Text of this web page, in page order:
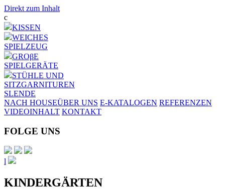
Direkt zum Inhalt
c
KISSEN
WEICHES
SPIELZEUG
GROβE
SPIELGERÄTE
STÜHLE UND
SITZGARNITUREN
SLENDE
NACH HOUSEÜBER UNS E-KATALOGEN REFERENZEN
VIDEOINHALT KONTAKT
FOLGE UNS
l
KINDERGÄRTEN